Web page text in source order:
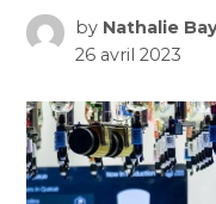
by Nathalie
26 avril 2023